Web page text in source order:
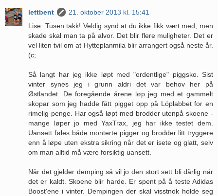
lettbent
21. oktober 2013 kl. 15:41
Lise: Tusen takk! Veldig synd at du ikke fikk vært med, men
skade skal man ta på alvor. Det blir flere muligheter. Det er
vel liten tvil om at Hytteplanmila blir arrangert også neste år.
(c;
Så langt har jeg ikke løpt med "ordentlige" piggsko. Sist
vinter synes jeg i grunn aldri det var behov her på
Østlandet. De foregående årene løp jeg med et gammelt
skopar som jeg hadde fått pigget opp på Löplabbet for en
rimelig penge. Har også løpt med brodder utenpå skoene -
mange løper jo med YaxTrax, jeg har ikke testet dem.
Uansett føles både monterte pigger og brodder litt tryggere
enn å løpe uten ekstra sikring når det er isete og glatt, selv
om man alltid må være forsiktig uansett.
Når det gjelder demping så vil jo den stort sett bli dårlig når
det er kaldt. Skoene blir harde. Er spent på å teste Adidas
Boost'ene i vinter. Dempingen der skal visstnok holde seg